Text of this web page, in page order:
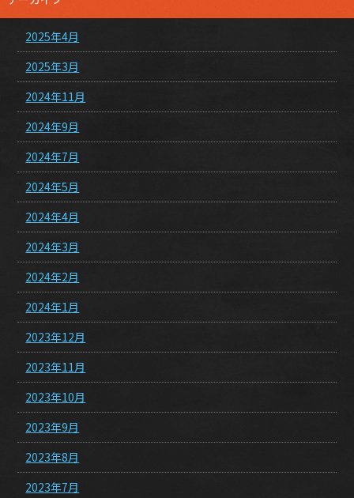
2025年4月
2025年3月
2024年11月
2024年9月
2024年7月
2024年5月
2024年4月
2024年3月
2024年2月
2024年1月
2023年12月
2023年11月
2023年10月
2023年9月
2023年8月
2023年7月